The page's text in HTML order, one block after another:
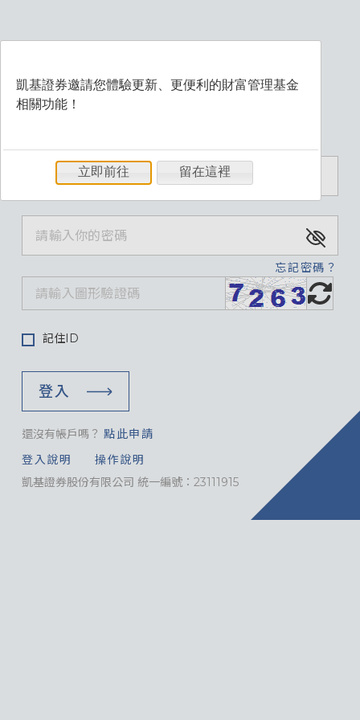
忘記密碼？
記住ID
登入
還沒有帳戶嗎？ 點此申請
登入說明
操作說明
凱基證券股份有限公司 統一編號：23111915
凱基證券邀請您體驗更新、更便利的財富管理基金
相關功能！
立即前往 留在這裡